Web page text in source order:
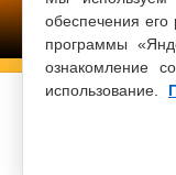
обеспечения его
программы
ознакомление
использование.
©